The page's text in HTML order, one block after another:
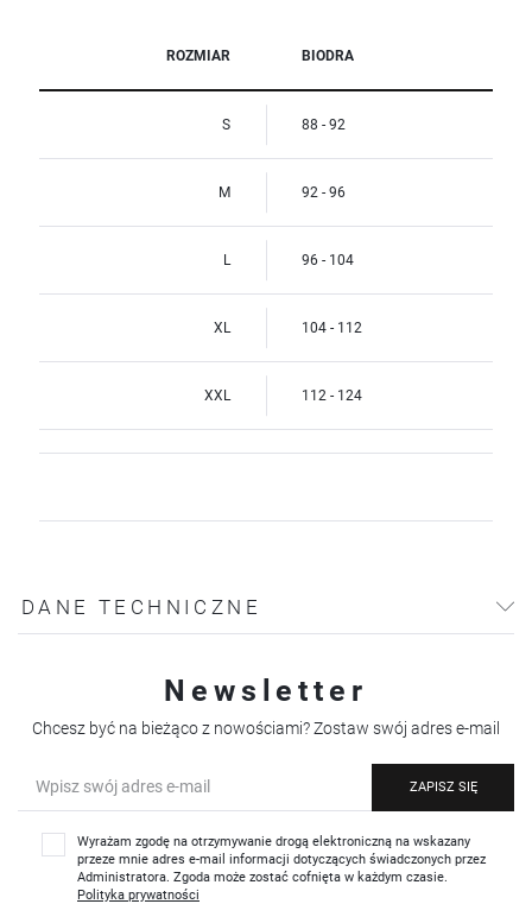
ROZMIAR BIODRA
S 88 - 92
M 92 - 96
L 96 - 104
XL 104 - 112
XXL 112 - 124
DANE TECHNICZNE
Newsletter
Chcesz być na bieżąco z nowościami? Zostaw swój adres e-mail
ZAPISZ SIĘ
Wyrażam zgodę na otrzymywanie drogą elektroniczną na wskazany
przeze mnie adres e-mail informacji dotyczących świadczonych przez
Administratora. Zgoda może zostać cofnięta w każdym czasie.
Polityka prywatności